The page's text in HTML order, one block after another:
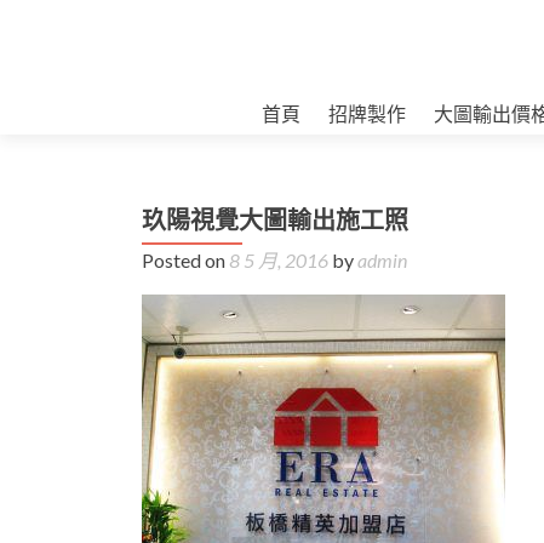
首頁 招牌製作 大圖輸出價
玖陽視覺大圖輸出施工照
Posted on 8 5 月, 2016 byadmin